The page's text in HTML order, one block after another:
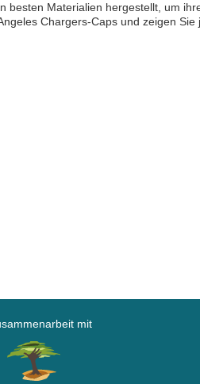
besten Materialien hergestellt, um
Chargers-Caps und zeigen
mit